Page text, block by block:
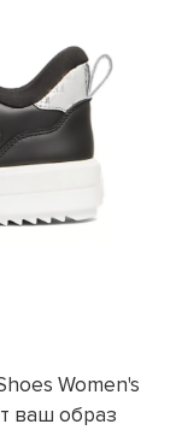
Women's
ваш образ